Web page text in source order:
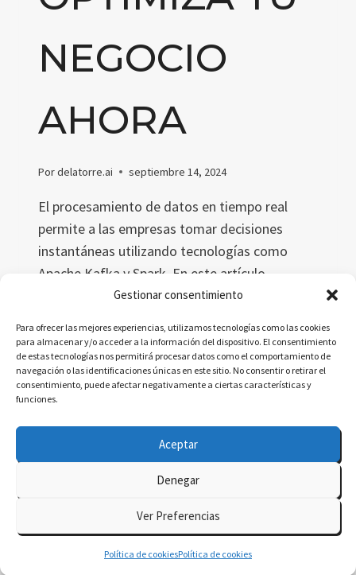
Gestionar consentimiento
Para ofrecer las mejores experiencias, utilizamos tecnologías como las cookies
para almacenar y/o acceder a la información del dispositivo. El consentimiento
de estas tecnologías nos permitirá procesar datos como el comportamiento de
navegación o las identificaciones únicas en este sitio. No consentir o retirar el
consentimiento, puede afectar negativamente a ciertas características y
funciones.
Aceptar
Denegar
Ver Preferencias
Política de cookiesPolítica de cookies
NEGOCIO
AHORA
Pordelatorre.ai septiembre 14, 2024
El procesamiento de datos en tiempo real
permite a las empresas tomar decisiones
instantáneas utilizando tecnologías como
Apache Kafka y Spark. En este artículo
exploramos cómo estas herramientas
banca y el comercio electrónico, ofreciendo
beneficios estratégicos.
LEER MÁS
AHORA
Kadence WP